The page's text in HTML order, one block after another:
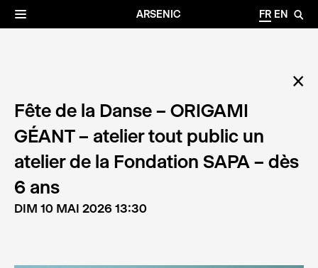
ARSENIC FR EN 🔎
☰
✕
Fête de la Danse – ORIGAMI
GÉANT – atelier tout public un
atelier de la Fondation SAPA – dès
6 ans
DIM 10 MAI 2026 13:30